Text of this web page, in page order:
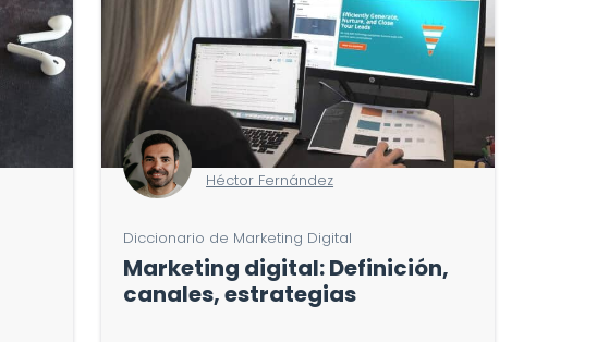
Héctor Fernández
Diccionario de Marketing Digital
Marketing digital: Definición,
canales, estrategias